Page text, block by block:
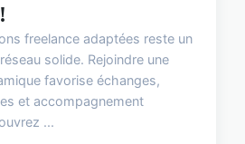
freelance adaptées reste un
solide. Rejoindre une
favorise échanges,
et accompagnement
...